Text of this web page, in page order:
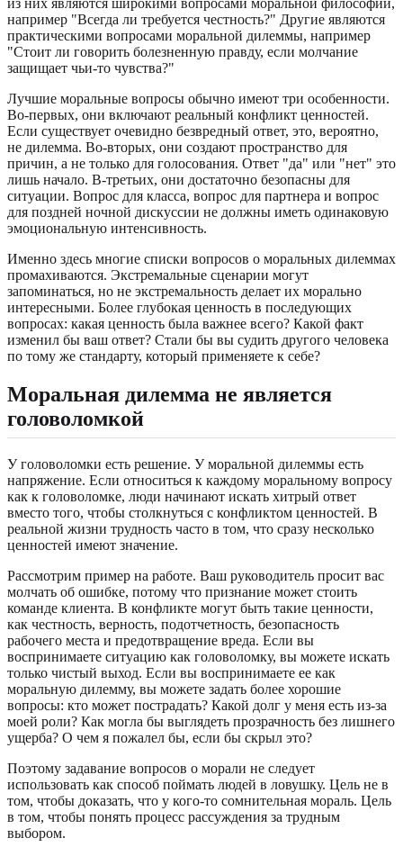
из них являются широкими вопросами моральной философии,
например "Всегда ли требуется честность?" Другие являются
практическими вопросами моральной дилеммы, например
"Стоит ли говорить болезненную правду, если молчание
защищает чьи-то чувства?"
Лучшие моральные вопросы обычно имеют три особенности.
Во-первых, они включают реальный конфликт ценностей.
Если существует очевидно безвредный ответ, это, вероятно,
не дилемма. Во-вторых, они создают пространство для
причин, а не только для голосования. Ответ "да" или "нет" это
лишь начало. В-третьих, они достаточно безопасны для
ситуации. Вопрос для класса, вопрос для партнера и вопрос
для поздней ночной дискуссии не должны иметь одинаковую
эмоциональную интенсивность.
Именно здесь многие списки вопросов о моральных дилеммах
промахиваются. Экстремальные сценарии могут
запоминаться, но не экстремальность делает их морально
интересными. Более глубокая ценность в последующих
вопросах: какая ценность была важнее всего? Какой факт
изменил бы ваш ответ? Стали бы вы судить другого человека
по тому же стандарту, который применяете к себе?
Моральная дилемма не является
головоломкой
У головоломки есть решение. У моральной дилеммы есть
напряжение. Если относиться к каждому моральному вопросу
как к головоломке, люди начинают искать хитрый ответ
вместо того, чтобы столкнуться с конфликтом ценностей. В
реальной жизни трудность часто в том, что сразу несколько
ценностей имеют значение.
Рассмотрим пример на работе. Ваш руководитель просит вас
молчать об ошибке, потому что признание может стоить
команде клиента. В конфликте могут быть такие ценности,
как честность, верность, подотчетность, безопасность
рабочего места и предотвращение вреда. Если вы
воспринимаете ситуацию как головоломку, вы можете искать
только чистый выход. Если вы воспринимаете ее как
моральную дилемму, вы можете задать более хорошие
вопросы: кто может пострадать? Какой долг у меня есть из-за
моей роли? Как могла бы выглядеть прозрачность без лишнего
ущерба? О чем я пожалел бы, если бы скрыл это?
Поэтому задавание вопросов о морали не следует
использовать как способ поймать людей в ловушку. Цель не в
том, чтобы доказать, что у кого-то сомнительная мораль. Цель
в том, чтобы понять процесс рассуждения за трудным
выбором.